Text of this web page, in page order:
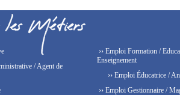
/ Agent de
›› Emploi Formation /
Enseignement
›› Emploi Éducatrice /
›› Emploi Gestionnaire /